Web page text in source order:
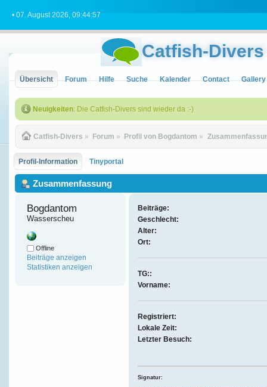
• 07. August 2026, 09:44:57
Catfish-Divers
Übersicht Forum Hilfe Suche Kalender Contact Gallery
Neuigkeiten: Die Catfish-Divers sind wieder da :-)
Catfish-Divers » Forum » Profil von Bogdantom »
Profil-Information Tinyportal
Zusammenfassung
Bogdantom
Wasserscheu
Offline
Beiträge anzeigen
Statistiken anzeigen
Beiträge:
Geschlecht:
Alter:
Ort:
TG::
Vorname:
Registriert:
Lokale Zeit:
Letzter Besuch:
Signatur: